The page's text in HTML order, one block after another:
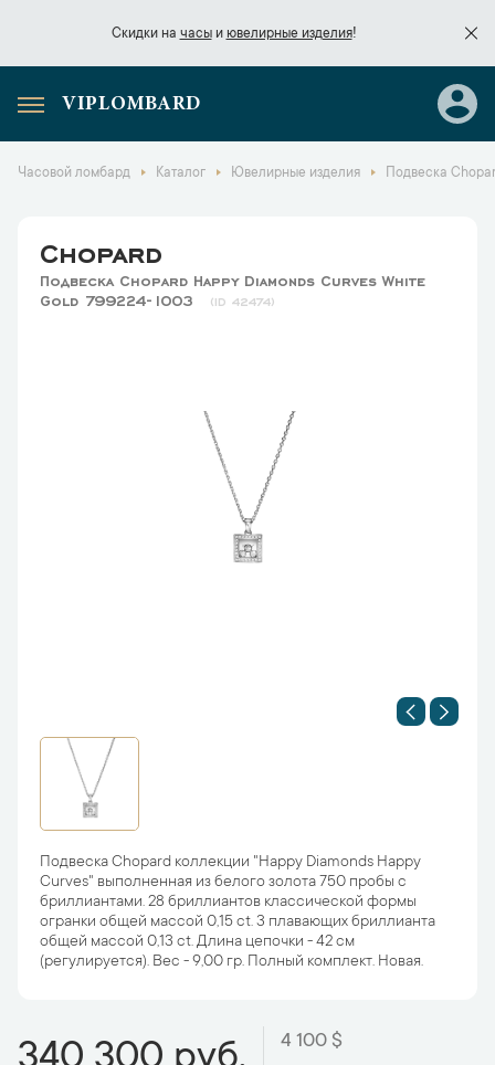
Скидки на часыи ювелирные изделия!
Скидки начасы
VIPLOMBARD
Часовой ломбард Каталог Ювелирные изделия Подвеска
Chopard
Подвеска Chopard Happy Diamonds Curves White
Gold 799224-1003
42474
Подвеска Chopard коллекции "Happy Diamonds Happy
Curves" выполненная из белого золота 750 пробы с
бриллиантами. 28 бриллиантов классической формы
огранки общей массой 0,15 ct. 3 плавающих бриллианта
общей массой 0,13 ct. Длина цепочки - 42 см
(регулируется). Вес - 9,00 гр. Полный комплект. Новая.
4 100 $